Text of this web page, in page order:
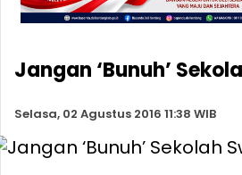
Jangan ‘Bunuh’
Selasa, 02 Agustus 2016 11:38 WIB